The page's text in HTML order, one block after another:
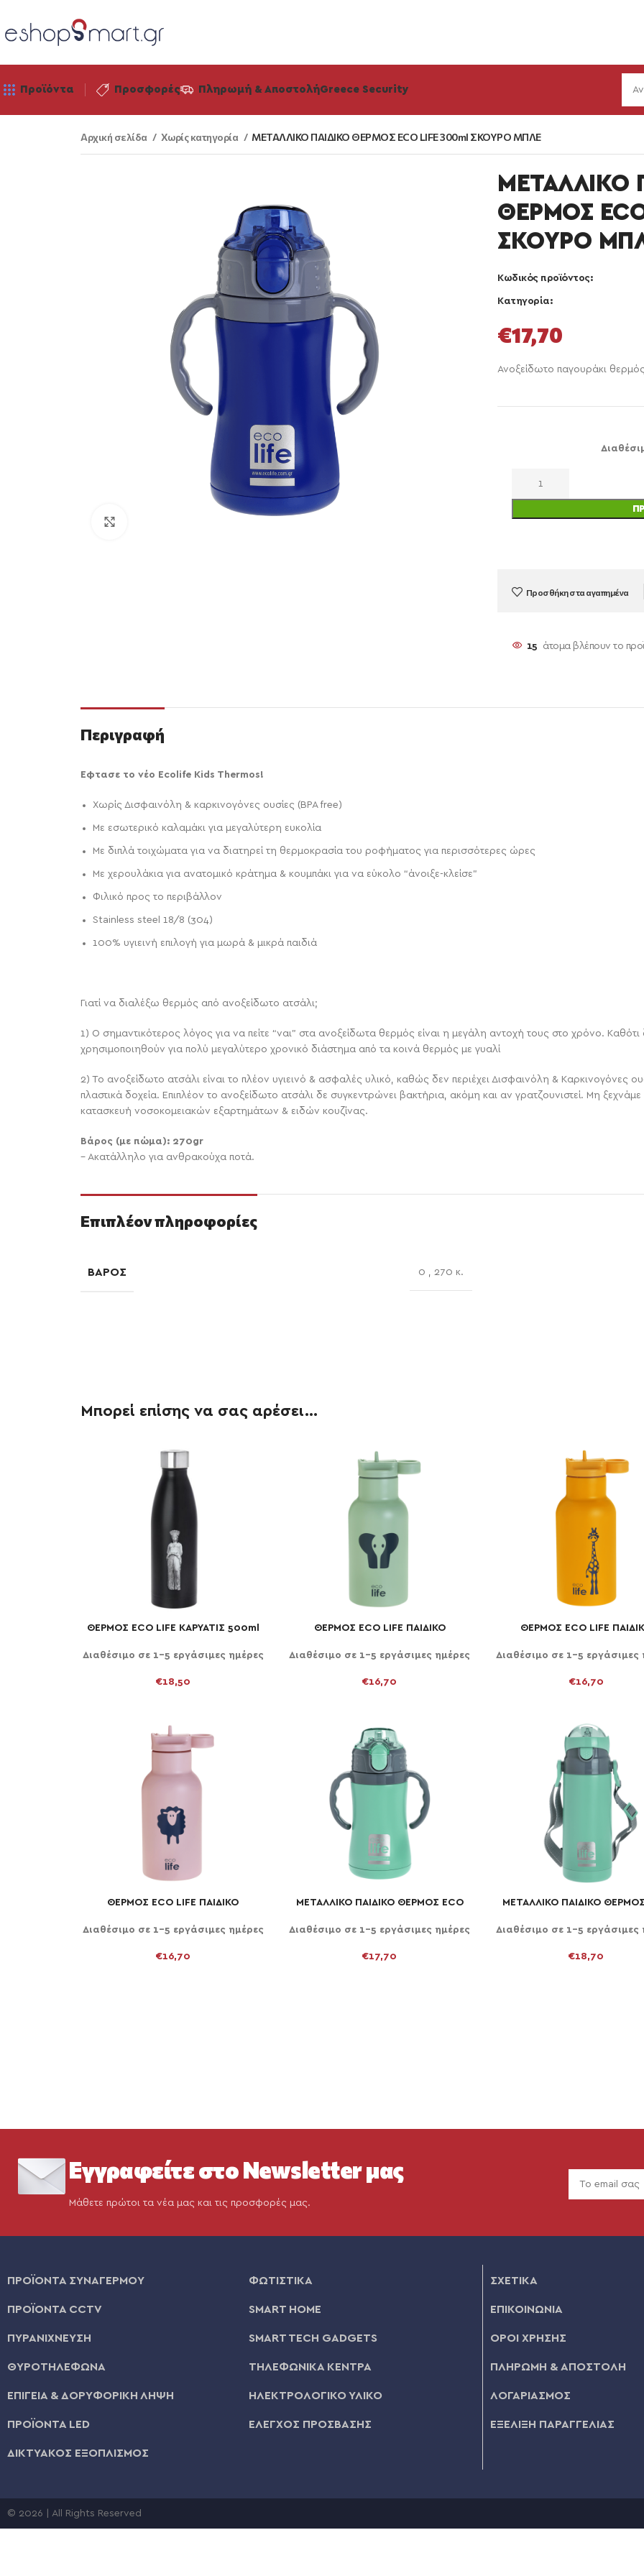
Προϊόντα Προσφορές Πληρωμή & ΑποστολήGreece Security
Αρχική σελίδα Χωρίς κατηγορία ΜΕΤΑΛΛΙΚΟ ΠΑΙΔΙΚΟ ΘΕΡΜΟΣ ECO LIFE 300ml ΣΚΟΥΡΟ ΜΠΛΕ
ΜΕΤΑΛΛΙΚΟ
ΘΕΡΜΟΣ
ΣΚΟΥΡΟ
Κωδικός προϊόντος:
Κατηγορία:
€17,70
Ανοξείδωτο παγουράκι
Προσθήκη στα αγαπημένα
18 άτομα βλέπουν το
Περιγραφή
Εφτασε το νέο Ecolife Kids Thermos!
Xωρίς Δισφαινόλη & καρκινογόνες ουσίες (ΒPA free)
Με εσωτερικό καλαμάκι για μεγαλύτερη ευκολία
Mε διπλά τοιχώματα για να διατηρεί τη θερμοκρασία του ροφήματος για περισσότερες ώρες
Με χερουλάκια για ανατομικό κράτημα & κουμπάκι για να εύκολο “άνοιξε-κλείσε”
Φιλικό προς το περιβάλλον
Stainless steel 18/8 (304)
100% υγιεινή επιλογή για μωρά & μικρά παιδιά
Γιατί να διαλέξω θερμός από ανοξείδωτο ατσάλι;
1) O σημαντικότερος λόγος για να πείτε “ναι” στα ανοξείδωτα θερμός είναι η μεγάλη αντοχή τους στο χρόνο.
χρησιμοποιηθούν για πολύ μεγαλύτερο χρονικό διάστημα από τα κοινά θερμός με γυαλί
2) Το ανοξείδωτο ατσάλι είναι το πλέον υγιεινό & ασφαλές υλικό, καθώς δεν περιέχει Δισφαινόλη & Καρκινογόνες
πλαστικά δοχεία. Επιπλέον το ανοξείδωτο ατσάλι δε συγκεντρώνει βακτήρια, ακόμη και αν γρατζουνιστεί. Μη ξεχνάμε
κατασκευή νοσοκομειακών εξαρτημάτων & ειδών κουζίνας.
Βάρος (με πώμα): 270gr
– Ακατάλληλο για ανθρακούχα ποτά.
Επιπλέον πληροφορίες
ΒΆΡΟΣ 0 , 270 κ.
Μπορεί επίσης να σας αρέσει…
ΠΡΟΣΘΉΚΗ ΣΤΟ ΚΑΛΆΘΙ
ΘΕΡΜΟΣ ECO LIFE ΚΑΡΥΑΤΙΣ 500ml
Διαθέσιμο σε 1-5 εργάσιμες ημέρες
€18,50
ΠΡΟΣΘΉΚΗ ΣΤΟ ΚΑΛΆΘΙ
ΘΕΡΜΟΣ ECO LIFE ΠΑΙΔΙΚΟ
Διαθέσιμο σε 1-5 εργάσιμες ημέρες
€16,70
ΠΡΟΣΘΉΚΗ ΣΤΟ ΚΑΛΆΘΙ
ΘΕΡΜΟΣ ECO LIFE
Διαθέσιμο σε 1-5 εργάσιμες
€16,70
ΠΡΟΣΘΉΚΗ ΣΤΟ ΚΑΛΆΘΙ
ΘΕΡΜΟΣ ECO LIFE ΠΑΙΔΙΚΟ
Διαθέσιμο σε 1-5 εργάσιμες ημέρες
€16,70
ΠΡΟΣΘΉΚΗ ΣΤΟ ΚΑΛΆΘΙ
ΜΕΤΑΛΛΙΚΟ ΠΑΙΔΙΚΟ ΘΕΡΜΟΣ ECO
Διαθέσιμο σε 1-5 εργάσιμες ημέρες
€17,70
ΠΡΟΣΘΉΚΗ ΣΤΟ ΚΑΛΆΘΙ
ΜΕΤΑΛΛΙΚΟ ΠΑΙΔΙΚΟ
Διαθέσιμο σε 1-5 εργάσιμες
€18,70
Εγγραφείτε στο Newsletter μας
Μάθετε πρώτοι τα νέα μας και τις προσφορές μας.
ΠΡΟΪΟΝΤΑ ΣΥΝΑΓΕΡΜΟΥ
ΠΡΟΪΟΝΤΑ CCTV
ΠΥΡΑΝΙΧΝΕΥΣΗ
ΘΥΡΟΤΗΛΕΦΩΝΑ
ΕΠΙΓΕΙΑ & ΔΟΡΥΦΟΡΙΚΗ ΛΗΨΗ
ΠΡΟΪΟΝΤΑ LED
ΔΙΚΤΥΑΚΟΣ ΕΞΟΠΛΙΣΜΟΣ
ΦΩΤΙΣΤΙΚΑ
SMART HOME
SMART TECH GADGETS
ΤΗΛΕΦΩΝΙΚΑ ΚΕΝΤΡΑ
ΗΛΕΚΤΡΟΛΟΓΙΚΟ ΥΛΙΚΟ
ΕΛΕΓΧΟΣ ΠΡΟΣΒΑΣΗΣ
ΣΧΕΤΙΚΑ
ΕΠΙΚΟΙΝΩΝΙΑ
ΟΡΟΙ ΧΡΗΣΗΣ
ΠΛΗΡΩΜΗ & ΑΠΟΣΤΟΛΗ
ΛΟΓΑΡΙΑΣΜΟΣ
ΕΞΕΛΙΞΗ ΠΑΡΑΓΓΕΛΙΑΣ
© 2026 | All Rights Reserved